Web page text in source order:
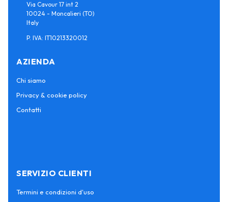
Via Cavour 17 int 2
10024 - Moncalieri (TO)
Italy
P. IVA: IT10213320012
AZIENDA
Chi siamo
Privacy & cookie policy
Contatti
SERVIZIO CLIENTI
Termini e condizioni d'uso